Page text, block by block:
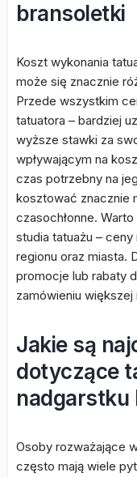
bransoletki
Koszt wykonania
może się znacznie
Przede wszystkim
tatuatora – bardziej
wyższe stawki za
wpływającym na
czas potrzebny na
kosztować znacznie
czasochłonne.
studia tatuażu –
regionu oraz miasta.
promocje lub rabaty
zamówieniu większej
Jakie są
dotyczące
nadgarstku
Osoby rozważające
często mają wiele